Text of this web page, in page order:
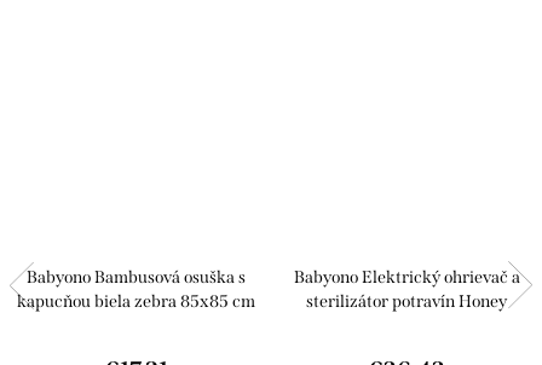
Babyono Bambusová osuška s
kapucňou biela zebra 85x85 cm
Babyono Elektrický ohrievač a
sterilizátor potravín Honey